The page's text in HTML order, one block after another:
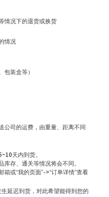
情况下的退货或换货
情况
包装盒等）
公司的运费，由重量、距离不同
天内到货。
库存、通关等情况将会不同。
或“我的页面”->“订单详情”查看
延迟到货，对此希望能得到您的